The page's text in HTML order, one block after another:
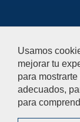
Usamos
mejorar tu
para
adecuados,
para